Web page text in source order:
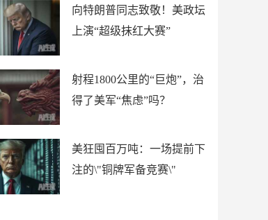
向特朗普同志致敬！美政坛
上演“超级抹红大赛”
射程1800公里的“巨炮”，治
得了美军“焦虑”吗？
美狂囤百万吨：一场提前下
注的\"铜牌军备竞赛\"